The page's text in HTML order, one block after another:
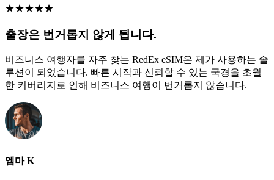
★★★★★
출장은 번거롭지 않게 됩니다.
비즈니스 여행자를 자주 찾는 RedEx eSIM은 제가 사용하는 솔
루션이 되었습니다. 빠른 시작과 신뢰할 수 있는 국경을 초월
한 커버리지로 인해 비즈니스 여행이 번거롭지 않습니다.
엠마 K